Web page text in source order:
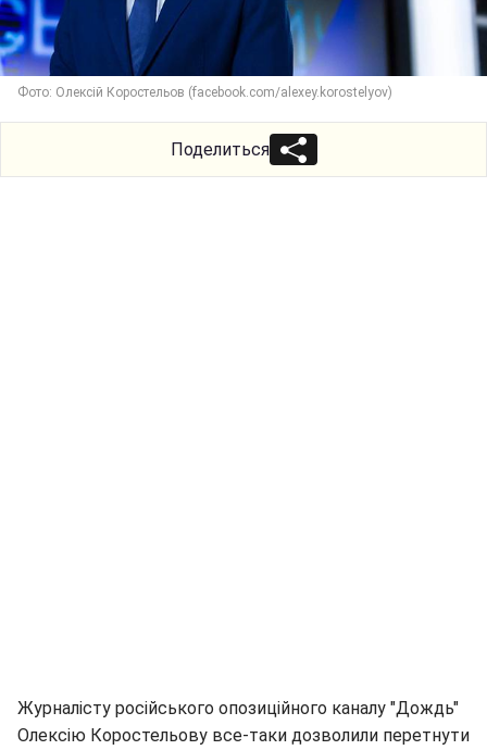
Фото: Олексій Коростельов (facebook.com/alexey.korostelyov)
Поделиться
Журналісту російського опозиційного каналу "Дождь"
Олексію Коростельову все-таки дозволили перетнути